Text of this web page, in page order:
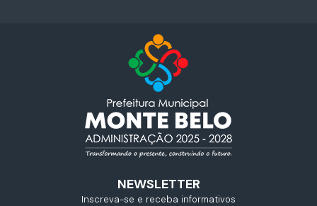
NEWSLETTER
Inscreva-se e receba informativos